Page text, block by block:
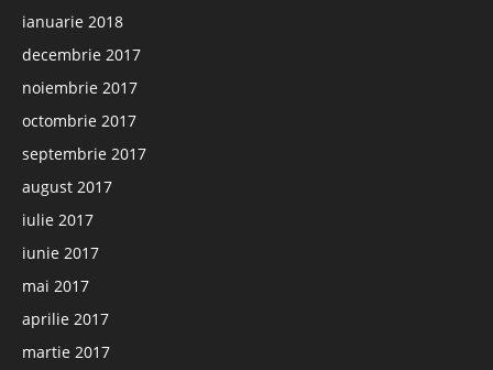
ianuarie 2018
decembrie 2017
noiembrie 2017
octombrie 2017
septembrie 2017
august 2017
iulie 2017
iunie 2017
mai 2017
aprilie 2017
martie 2017